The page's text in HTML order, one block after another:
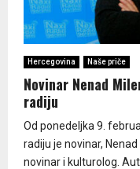
Hercegovina Naše priče
Novinar Nenad
radiju
Od ponedeljka 9.
radiju je novinar,
novinar i kulturolog.